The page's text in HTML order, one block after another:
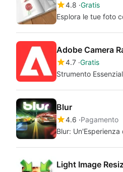
4.8 Gratis
Esplora le tue foto
Adobe Camera
4.7 Gratis
Strumento
Blur
4.6 Pagamento
Blur:
Light Image